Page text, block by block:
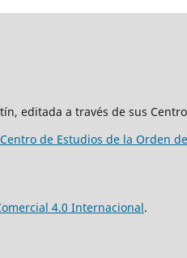
editada a través de sus
Centro de Estudios de la Orden
4.0 Internacional.